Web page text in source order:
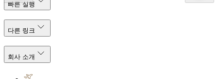
빠른 실행
다른 링크
회사 소개